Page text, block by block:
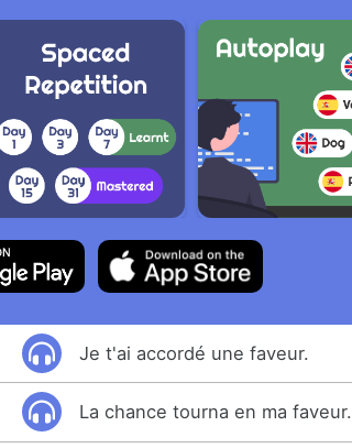
Je t'ai accordé une faveur.
La chance tourna en ma faveur.